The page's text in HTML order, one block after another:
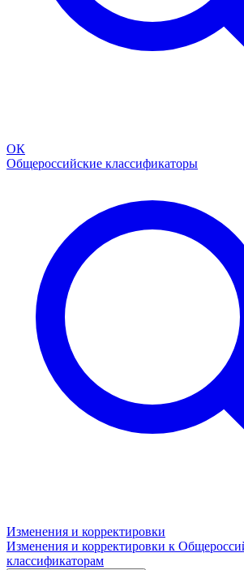
ОК
Общероссийские классификаторы
Изменения и корректировки
Изменения и корректировки к
классификаторам